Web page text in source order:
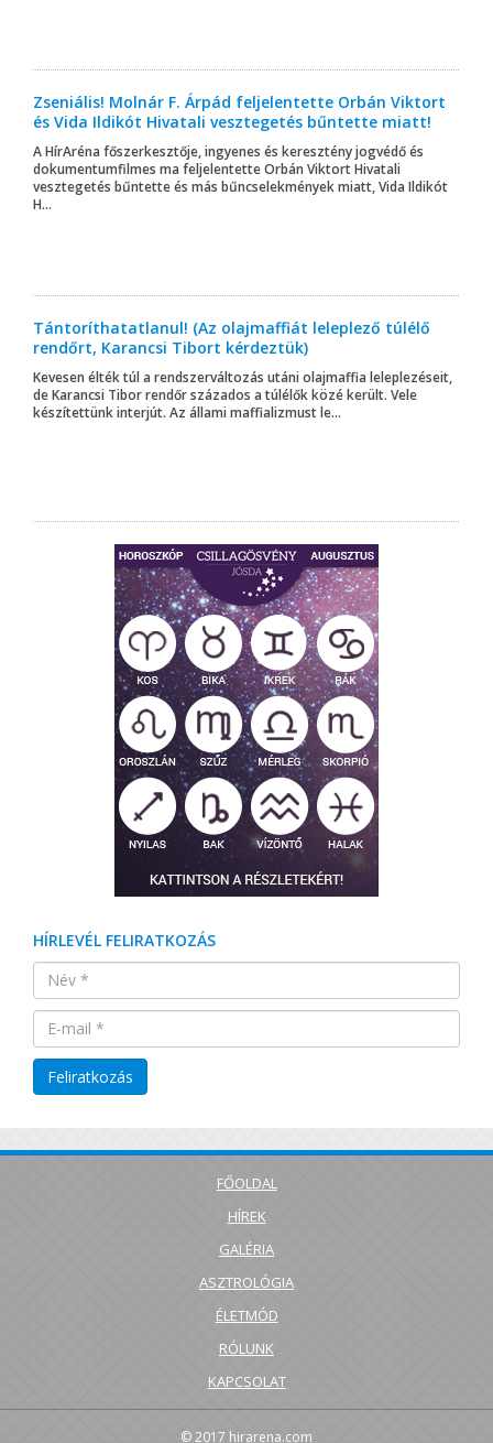
Zseniális! Molnár F. Árpád feljelentette Orbán Viktort
és Vida Ildikót Hivatali vesztegetés bűntette miatt!
A HírAréna főszerkesztője, ingyenes és keresztény jogvédő és
dokumentumfilmes ma feljelentette Orbán Viktort Hivatali
vesztegetés bűntette és más bűncselekmények miatt, Vida Ildikót
H...
Tántoríthatatlanul! (Az olajmaffiát leleplező túlélő
rendőrt, Karancsi Tibort kérdeztük)
Kevesen élték túl a rendszerváltozás utáni olajmaffia leleplezéseit,
de Karancsi Tibor rendőr százados a túlélők közé került. Vele
készítettünk interjút. Az állami maffializmust le...
HÍRLEVÉL FELIRATKOZÁS
FŐOLDAL
HÍREK
GALÉRIA
ASZTROLÓGIA
ÉLETMÓD
RÓLUNK
KAPCSOLAT
© 2017 hirarena.com